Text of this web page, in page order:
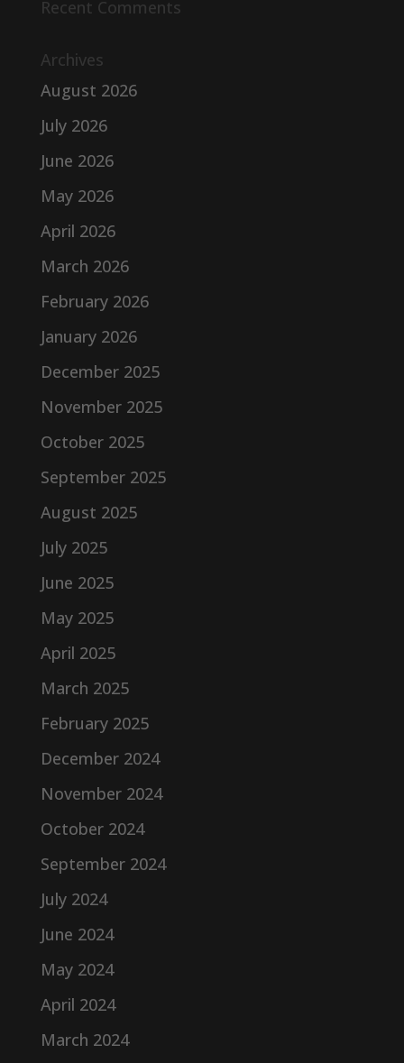
Recent Comments
Archives
August 2026
July 2026
June 2026
May 2026
April 2026
March 2026
February 2026
January 2026
December 2025
November 2025
October 2025
September 2025
August 2025
July 2025
June 2025
May 2025
April 2025
March 2025
February 2025
December 2024
November 2024
October 2024
September 2024
July 2024
June 2024
May 2024
April 2024
March 2024